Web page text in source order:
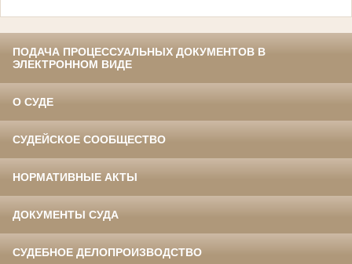
ПОДАЧА ПРОЦЕССУАЛЬНЫХ ДОКУМЕНТОВ В
ЭЛЕКТРОННОМ ВИДЕ
О СУДЕ
СУДЕЙСКОЕ СООБЩЕСТВО
НОРМАТИВНЫЕ АКТЫ
ДОКУМЕНТЫ СУДА
СУДЕБНОЕ ДЕЛОПРОИЗВОДСТВО